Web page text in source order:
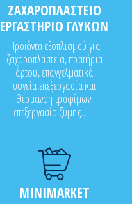
ΖΑΧΑΡΟΠΛΑΣΤΕΙΟ
ΕΡΓΑΣΤΗΡΙΟ ΓΛΥΚΩΝ
Προϊόντα εξοπλισμού για
ζαχαροπλαστεία, πρατήρια
άρτου, επαγγελματικά
ψυγεία,επεξεργασία και
θέρμανση τροφίμων,
επεξεργασία ζύμης.......
MINIMARKET